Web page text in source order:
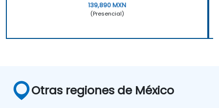
139,890 MXN
(Presencial)
Otras regiones de México